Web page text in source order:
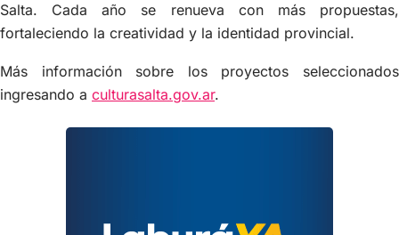
Salta. Cada año se renueva con más propuestas,
fortaleciendo la creatividad y la identidad provincial.
Más información sobre los proyectos seleccionados
ingresando a culturasalta.gov.ar.